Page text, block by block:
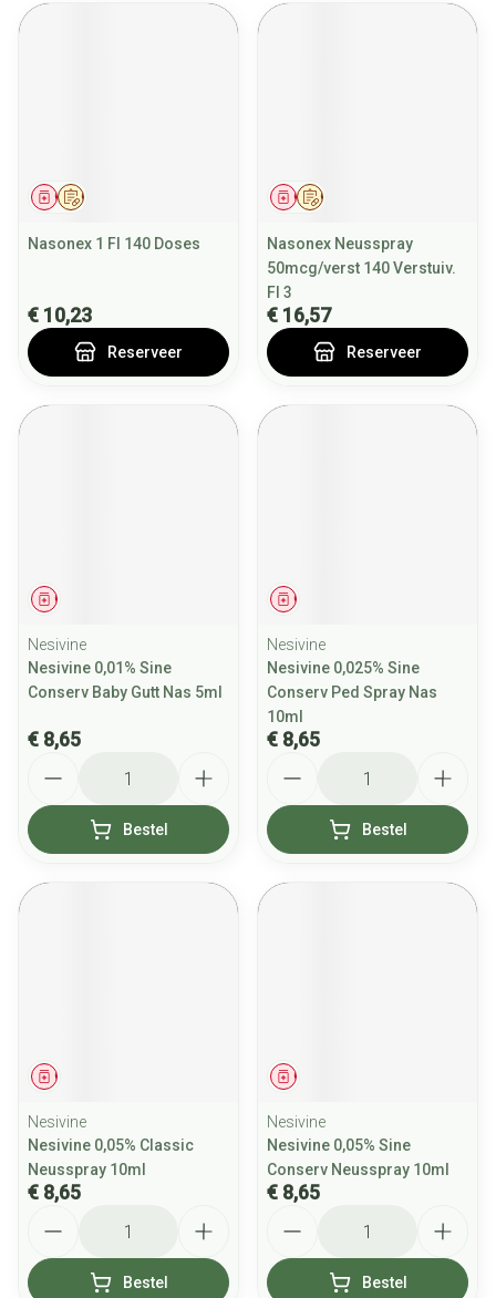
Op voorschrift
Geneesmiddel
Nasonex 1 Fl 140 Doses
€ 10,23
Reserveer
Op voorschrift
Geneesmiddel
Nasonex Neusspray
50mcg/verst 140 Verstuiv.
Fl 3
€ 16,57
Reserveer
Geneesmiddel
Nesivine
Nesivine 0,01% Sine
Conserv Baby Gutt Nas 5ml
€ 8,65
Bestel
Geneesmiddel
Nesivine
Nesivine 0,025% Sine
Conserv Ped Spray Nas
10ml
€ 8,65
Bestel
Geneesmiddel
Nesivine
Nesivine 0,05% Classic
Neusspray 10ml
€ 8,65
Bestel
Geneesmiddel
Nesivine
Nesivine 0,05% Sine
Conserv Neusspray 10ml
€ 8,65
Bestel